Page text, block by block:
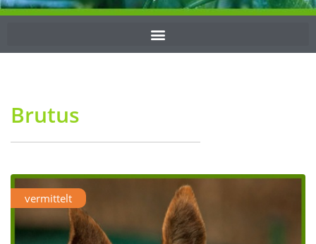
Brutus
vermittelt